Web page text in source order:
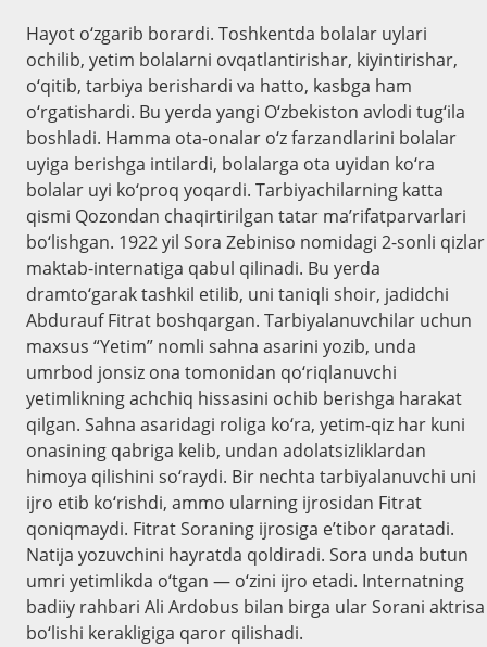
Hayot o‘zgarib borardi. Toshkentda bolalar uylari
ochilib, yetim bolalarni ovqatlantirishar, kiyintirishar,
o‘qitib, tarbiya berishardi va hatto, kasbga ham
o‘rgatishardi. Bu yerda yangi O‘zbekiston avlodi tug‘ila
boshladi. Hamma ota-onalar o‘z farzandlarini bolalar
uyiga berishga intilardi, bolalarga ota uyidan ko‘ra
bolalar uyi ko‘proq yoqardi. Tarbiyachilarning katta
qismi Qozondan chaqirtirilgan tatar ma’rifatparvarlari
bo‘lishgan. 1922 yil Sora Zebiniso nomidagi 2-sonli qizlar
maktab-internatiga qabul qilinadi. Bu yerda
dramto‘garak tashkil etilib, uni taniqli shoir, jadidchi
Abdurauf Fitrat boshqargan. Tarbiyalanuvchilar uchun
maxsus “Yetim” nomli sahna asarini yozib, unda
umrbod jonsiz ona tomonidan qo‘riqlanuvchi
yetimlikning achchiq hissasini ochib berishga harakat
qilgan. Sahna asaridagi roliga ko‘ra, yetim-qiz har kuni
onasining qabriga kelib, undan adolatsizliklardan
himoya qilishini so‘raydi. Bir nechta tarbiyalanuvchi uni
ijro etib ko‘rishdi, ammo ularning ijrosidan Fitrat
qoniqmaydi. Fitrat Soraning ijrosiga e’tibor qaratadi.
Natija yozuvchini hayratda qoldiradi. Sora unda butun
umri yetimlikda o‘tgan — o‘zini ijro etadi. Internatning
badiiy rahbari Ali Ardobus bilan birga ular Sorani aktrisa
bo‘lishi kerakligiga qaror qilishadi.